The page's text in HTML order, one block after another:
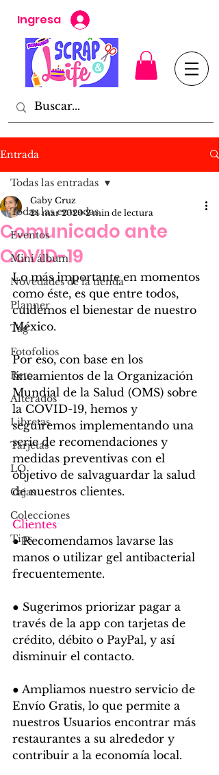
Ingresa
Entrada
Todas las entradas
Eventos
Mini álbum
Novedades de la tienda
Planner
Tag
Fotofolios
Reto
Alterados
Libretas
Tarjetas
LO
Cajas
Colecciones
Tips
Todas las entradas
Comunicado ante
COVID-19
Gaby Cruz
24 mar 2020 2 min de lectura
Lo más importante en momentos
como éste, es que entre todos,
cuidemos el bienestar de nuestro
México.
Por eso, con base en los
lineamientos de la Organización
Mundial de la Salud (OMS) sobre
la COVID-19, hemos y
seguiremos implementando una
serie de recomendaciones y
medidas preventivas con el
objetivo de salvaguardar la salud
de nuestros clientes.
Clientes
● Recomendamos lavarse las
manos o utilizar gel antibacterial
frecuentemente.
● Sugerimos priorizar pagar a
través de la app con tarjetas de
crédito, débito o PayPal, y así
disminuir el contacto.
● Ampliamos nuestro servicio de
Envío Gratis, lo que permite a
nuestros Usuarios encontrar más
restaurantes a su alrededor y
contribuir a la economía local.